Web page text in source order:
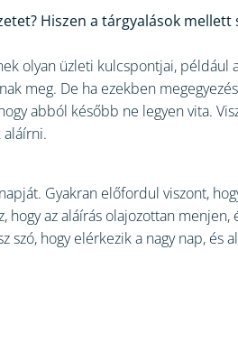
Hiszen a tárgyalások mellett
olyan üzleti kulcspontjai, például
meg. De ha ezekben
abból később ne legyen vita.
aláírni.
Gyakran előfordul viszont,
az aláírás olajozottan menjen,
hogy elérkezik a nagy nap, és